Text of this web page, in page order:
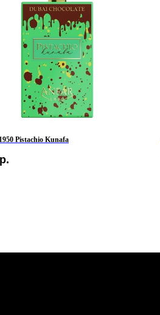
Pistachio Kunafa
р.
+7 961 246-28-88